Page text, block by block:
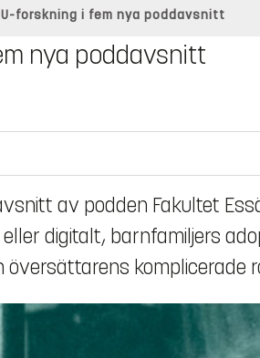
forskning i fem nya poddavsnitt
nya poddavsnitt
av podden Fakultet
digitalt, barnfamiljers
komplicerade